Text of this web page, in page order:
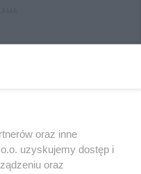
oraz inne
uzyskujemy dostęp i
oraz